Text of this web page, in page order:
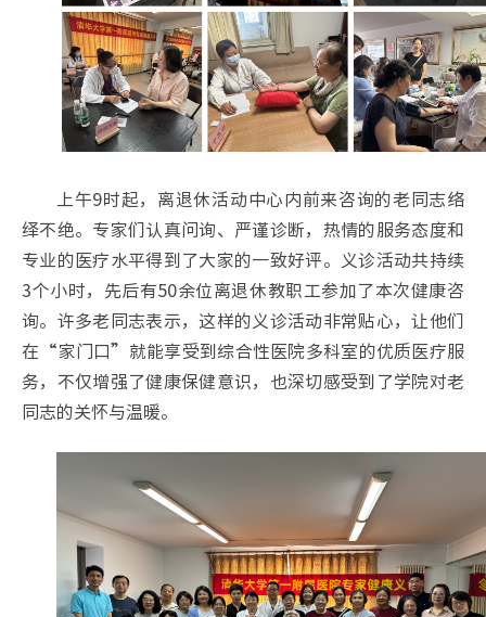
上午9时起，离退休活动中心内前来咨询的老同志络
绎不绝。专家们认真问询、严谨诊断，热情的服务态度和
专业的医疗水平得到了大家的一致好评。义诊活动共持续
3个小时，先后有50余位离退休教职工参加了本次健康咨
询。许多老同志表示，这样的义诊活动非常贴心，让他们
在“家门口”就能享受到综合性医院多科室的优质医疗服
务，不仅增强了健康保健意识，也深切感受到了学院对老
同志的关怀与温暖。